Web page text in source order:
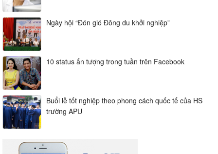
Ngày hội “Đón gió Đông du khởi nghiệp”
10 status ấn tượng trong tuần trên Facebook
Buổi lễ tốt nghiệp theo phong cách quốc tế của HS
trường APU